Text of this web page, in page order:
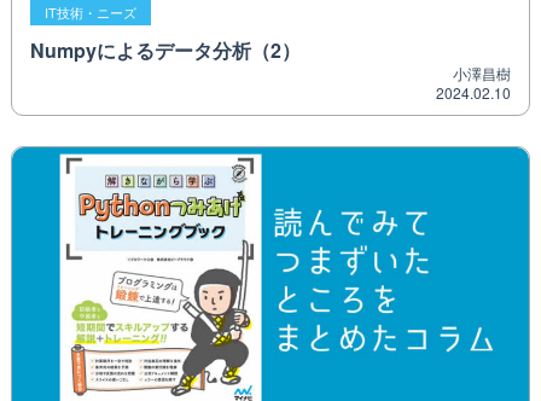
IT技術・ニーズ
Numpyによるデータ分析（2）
小澤昌樹
2024.02.10